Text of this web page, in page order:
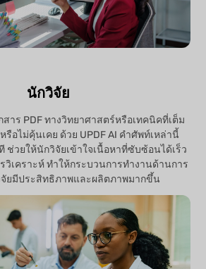
นักวิจัย
าร PDF ทางวิทยาศาสตร์หรือเทคนิคที่เต็ม
อไม่คุ้นเคย ด้วย UPDF AI คำศัพท์เหล่านี้
ช่วยให้นักวิจัยเข้าใจเนื้อหาที่ซับซ้อนได้เร็ว
เคราะห์ ทำให้กระบวนการทำงานด้านการ
ยมีประสิทธิภาพและผลิตภาพมากขึ้น